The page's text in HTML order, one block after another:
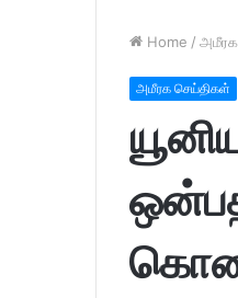
Home /
அமீரக செய்திகள்